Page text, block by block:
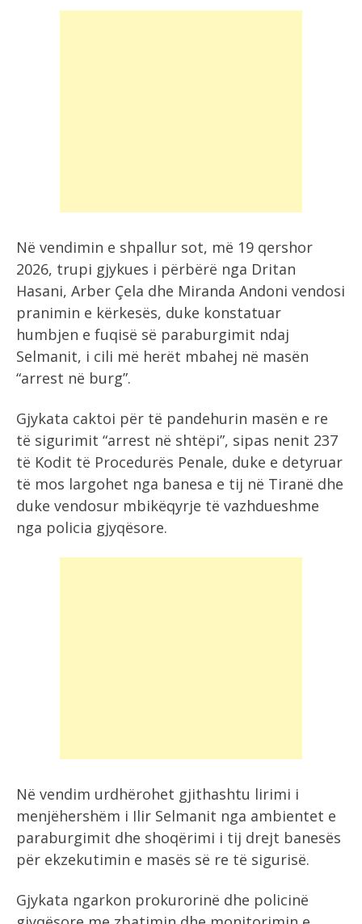
Në vendimin e shpallur sot, më 19 qershor
2026, trupi gjykues i përbërë nga Dritan
Hasani, Arber Çela dhe Miranda Andoni vendosi
pranimin e kërkesës, duke konstatuar
humbjen e fuqisë së paraburgimit ndaj
Selmanit, i cili më herët mbahej në masën
“arrest në burg”.
Gjykata caktoi për të pandehurin masën e re
të sigurimit “arrest në shtëpi”, sipas nenit 237
të Kodit të Procedurës Penale, duke e detyruar
të mos largohet nga banesa e tij në Tiranë dhe
duke vendosur mbikëqyrje të vazhdueshme
nga policia gjyqësore.
Në vendim urdhërohet gjithashtu lirimi i
menjëhershëm i Ilir Selmanit nga ambientet e
paraburgimit dhe shoqërimi i tij drejt banesës
për ekzekutimin e masës së re të sigurisë.
Gjykata ngarkon prokurorinë dhe policinë